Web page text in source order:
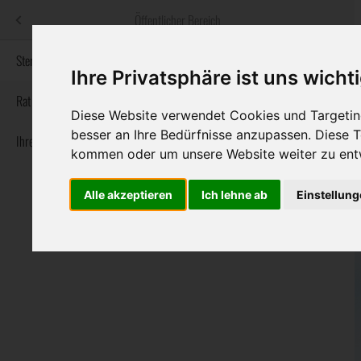
Ihre Privatsphäre ist uns
Diese Website verwendet Cookies und
besser an Ihre Bedürfnisse anzupassen. Diese
kommen oder um unsere Website weiter zu
Alle akzeptieren Ich lehne ab
bestatter.at
Navigation
überspringen
Sterbeanzeigen Rat & Hilfe im Trauerfall Ihre Bestatter
Sterbeanzeigen
Rat & Hilfe im Trauerfall
Ihre Bestatter